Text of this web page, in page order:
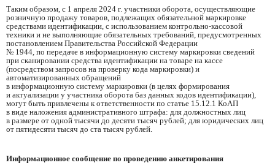
Таким образом, с 1 апреля 2024 г. участники оборота, осуществляющие
розничную продажу товаров, подлежащих обязательной маркировке
средствами идентификации, с использованием контрольно-кассовой
техники и не выполняющие обязательных требований, предусмотренных
постановлением Правительства Российской Федерации
№ 1944, по передаче в информационную систему маркировки сведений
при сканировании средства идентификации на товаре на кассе
(посредством запросов на проверку кода маркировки) и
автоматизированных обращений
в информационную систему маркировки (в целях формирования
и актуализации у участника оборота баз данных кодов идентификации),
могут быть привлечены к ответственности по статье 15.12.1 КоАП
в виде наложения административного штрафа: для должностных лиц
в размере от одной тысячи до десяти тысяч рублей; для юридических лиц
от пятидесяти тысяч до ста тысяч рублей.
Информационное сообщение по проведению анкетирования